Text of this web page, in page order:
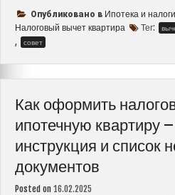
налоговый
вычет
ипотеку
–
пошаговое
руководство
советы”
Опубликовано в Ипотека и налоги
Налоговый вычет квартира Тег:
, совет
Как оформить
ипотечную квартиру
инструкция и список
документов
Posted on 16.02.2025